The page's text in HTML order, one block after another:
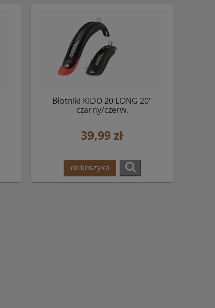
Błotniki KIDO 20 LONG 20"
czarny/czerw.
39,99 zł
do koszyka